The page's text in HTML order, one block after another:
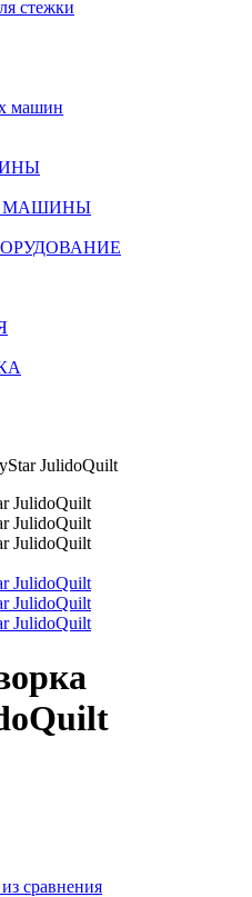
стежки
машин
МАШИНЫ
JulidoQuilt
сравнения